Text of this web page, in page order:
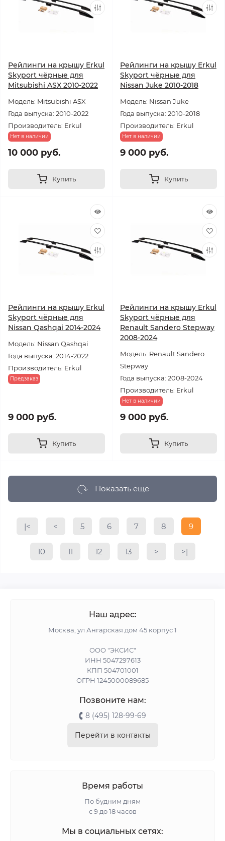
Рейлинги на крышу Erkul
Skyport чёрные для
Mitsubishi ASX 2010-2022
Модель: Mitsubishi ASX
Года выпуска: 2010-2022
Производитель: Erkul
Нет в наличии
10 000 руб.
Купить
Рейлинги на крышу Erkul
Skyport чёрные для
Nissan Juke 2010-2018
Модель: Nissan Juke
Года выпуска: 2010-2018
Производитель: Erkul
Нет в наличии
9 000 руб.
Купить
Рейлинги на крышу Erkul
Skyport чёрные для
Nissan Qashqai 2014-2024
Модель: Nissan Qashqai
Года выпуска: 2014-2022
Производитель: Erkul
Предзаказ
9 000 руб.
Купить
Рейлинги на крышу Erkul
Skyport чёрные для
Renault Sandero Stepway
2008-2024
Модель: Renault Sandero
Stepway
Года выпуска: 2008-2024
Производитель: Erkul
Нет в наличии
9 000 руб.
Купить
Показать еще
|< < 5 6 7 8 9
10 11 12 13 > >|
Наш адрес:
Москва, ул Ангарская дом 45 корпус 1
ООО "ЭКСИС"
ИНН 5047297613
КПП 504701001
ОГРН 1245000089685
Позвоните нам:
8 (495) 128-99-69
Перейти в контакты
Время работы
По будним дням
с 9 до 18 часов
Мы в социальных сетях: